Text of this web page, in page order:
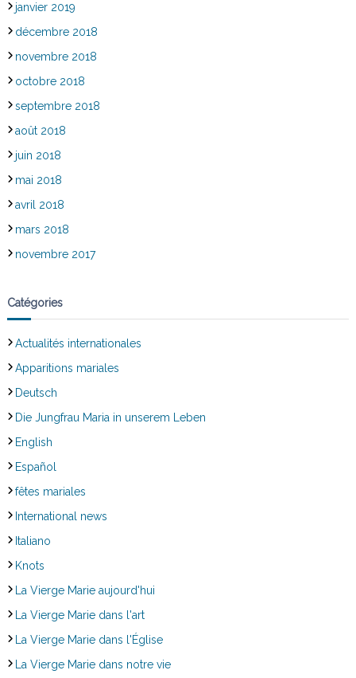
janvier 2019
décembre 2018
novembre 2018
octobre 2018
septembre 2018
août 2018
juin 2018
mai 2018
avril 2018
mars 2018
novembre 2017
Catégories
Actualités internationales
Apparitions mariales
Deutsch
Die Jungfrau Maria in unserem Leben
English
Español
fêtes mariales
International news
Italiano
Knots
La Vierge Marie aujourd'hui
La Vierge Marie dans l'art
La Vierge Marie dans l'Église
La Vierge Marie dans notre vie